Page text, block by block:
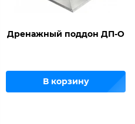
Дренажный поддон ДП-О
В корзину